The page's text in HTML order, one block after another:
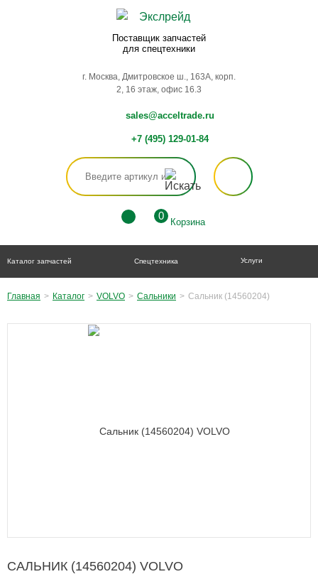
Поставщик запчастей
для спецтехники
г. Москва, Дмитровское ш., 163А, корп.
2, 16 этаж, офис 16.3
sales@acceltrade.ru
+7 (495) 129-01-84
0
Корзина
Каталог запчастей Спецтехника Услуги
Главная > Каталог > VOLVO > Сальники > Сальник (14560204)
САЛЬНИК (14560204) VOLVO